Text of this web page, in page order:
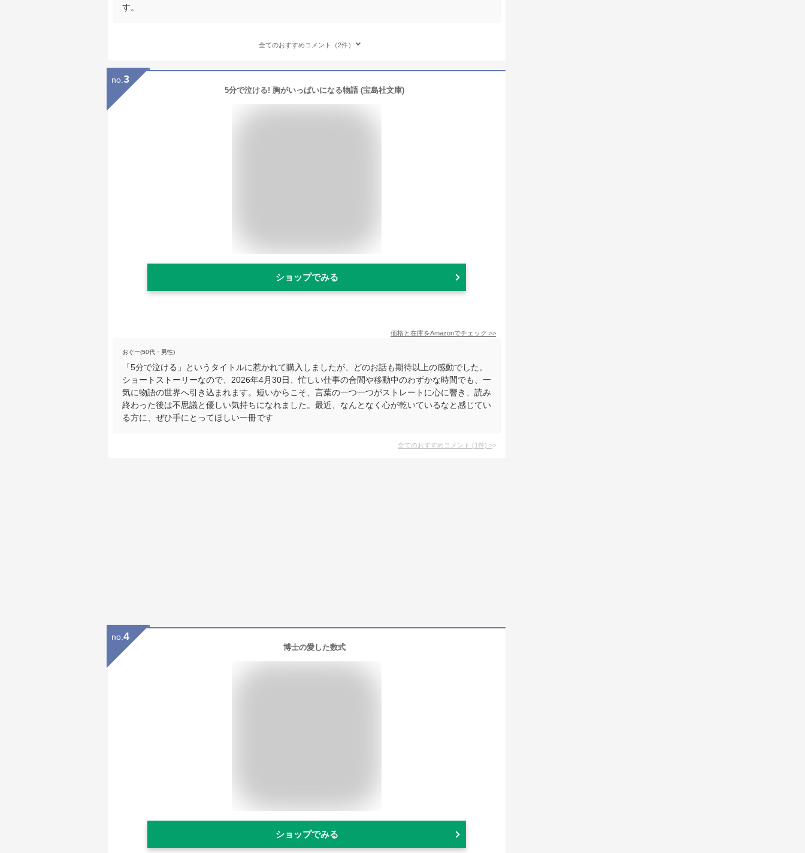
す。
全てのおすすめコメント（2件）
no. 3
5分で泣ける! 胸がいっぱいになる物語 (宝島社文庫)
ショップでみる
価格と在庫をAmazonでチェック >>
おぐー(50代・男性)
「5分で泣ける」というタイトルに惹かれて購入しましたが、どのお話も期待以上の感動でした。
ショートストーリーなので、2026年4月30日、忙しい仕事の合間や移動中のわずかな時間でも、一
気に物語の世界へ引き込まれます。短いからこそ、言葉の一つ一つがストレートに心に響き、読み
終わった後は不思議と優しい気持ちになれました。最近、なんとなく心が乾いているなと感じてい
る方に、ぜひ手にとってほしい一冊です
全てのおすすめコメント (1件) >
no. 4
博士の愛した数式
ショップでみる